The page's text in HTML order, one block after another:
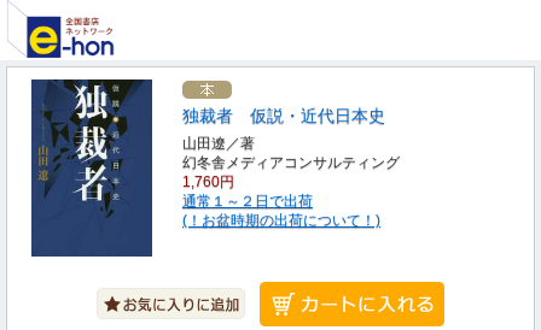
独裁者 仮説・近代日本史
山田遼／著
幻冬舎メディアコンサルティング
1,760円
通常１～２日で出荷
(！お盆時期の出荷について！)